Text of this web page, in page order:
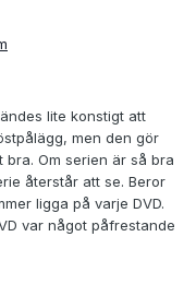
lite konstigt att
men den gör
Om serien är så bra
återstår att se. Beror
ligga på varje DVD.
var något påfrestande